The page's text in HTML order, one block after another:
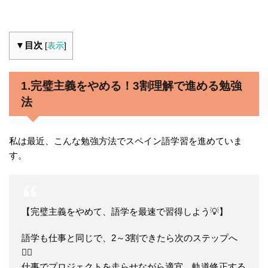
▼目次 [表示]
1.完璧主義をやめる！3割理解で進める勉強
法
私は最近、こんな勉強方法でスペイン語学習を進めていま
す。
【完璧主義をやめて、語学を最速で習得しよう💡】
語学も仕事と同じで、2～3割できたら次のステップへ
🏃‍♀️